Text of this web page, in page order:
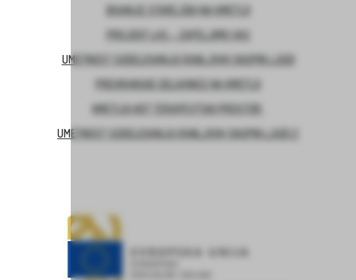
BIVANJE STAREJŠIH NA KMETIJI
PROJEKT LAS – ZAPELJIMO VAS
UMETNOST SODELOVANJA RANLJIVIH SKUPIN LJUDI
PREHRANSKE DELAVNICE NA KMETIJI
KMETIJA KOT TERAPEVTSKI PROSTOR
UMETNOST SODELOVANJA RANLJIVIH SKUPIN LJUDI 2